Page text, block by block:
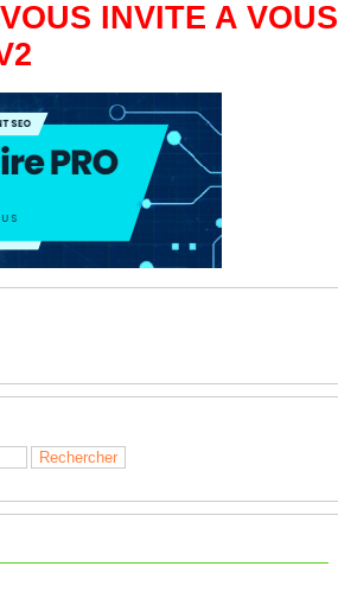
INVITE A VOUS